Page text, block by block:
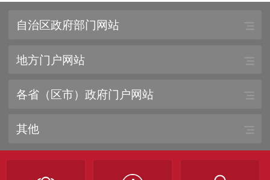
自治区政府部门网站
地方门户网站
各省（区市）政府门户网站
其他